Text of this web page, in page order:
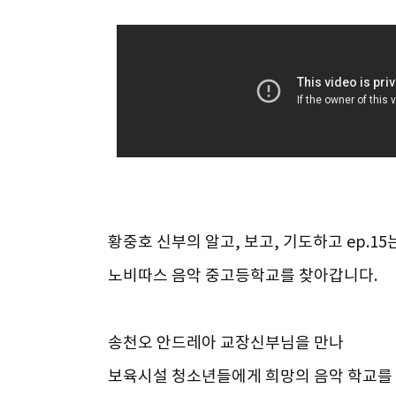
황중호 신부의 알고, 보고, 기도하고 ep.15
노비따스 음악 중고등학교를 찾아갑니다.
송천오 안드레아 교장신부님을 만나
보육시설 청소년들에게 희망의 음악 학교를